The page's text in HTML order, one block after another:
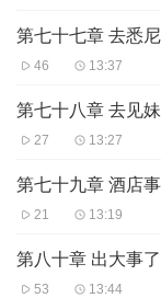
第七十七章 去悉尼
46 13:37
第七十八章 去见
27 13:27
第七十九章 酒店
21 13:19
第八十章 出大事了
53 13:44